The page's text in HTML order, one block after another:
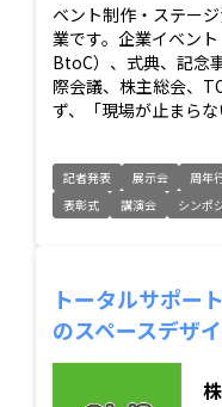
ベント制作・ステー
業です。企業イベン
BtoC）、式典、記念
際会議、株主総会、
ず、「現場が止まら
記者発表 展示会 周年
表彰式
講演会 シンポ
トータルサポー
のスペースデザ